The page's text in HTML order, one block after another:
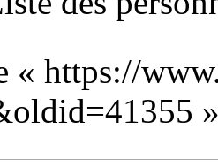
« https://